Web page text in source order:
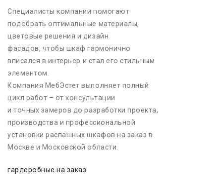
Специалисты компании помогают
подобрать оптимальные материалы,
цветовые решения и дизайн
фасадов, чтобы шкаф гармонично
вписался в интерьер и стал его стильным
элементом.
Компания МебЭстет выполняет полный
цикл работ – от консультации
и точных замеров до разработки проекта,
производства и профессиональной
установки распашных шкафов на заказ в
Москве и Московской области.
гардеробные на заказ